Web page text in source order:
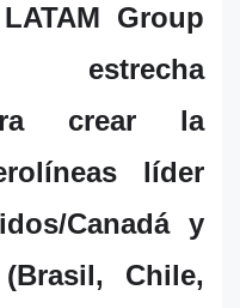
Group
estrecha
crear la
líder
Canadá y
Chile,